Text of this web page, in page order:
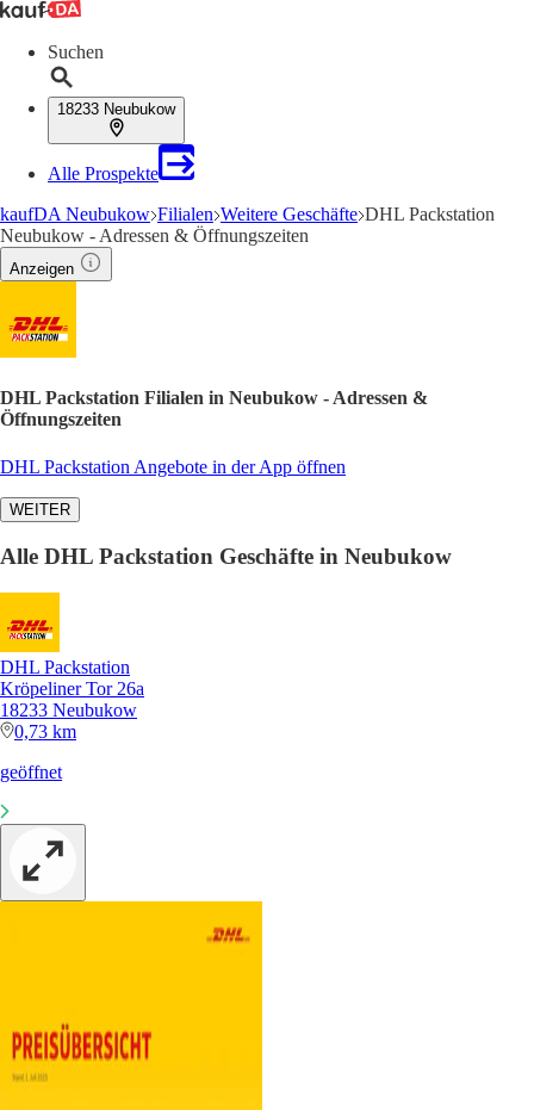
Suchen
18233 Neubukow
Alle Prospekte
kaufDA Neubukow Filialen Weitere Geschäfte DHL Packstation
Neubukow - Adressen & Öffnungszeiten
Anzeigen
DHL Packstation Filialen in Neubukow - Adressen &
Öffnungszeiten
DHL Packstation Angebote in der App öffnen
WEITER
Alle DHL Packstation Geschäfte in Neubukow
DHL Packstation
Kröpeliner Tor 26a
18233 Neubukow
0,73 km
geöffnet